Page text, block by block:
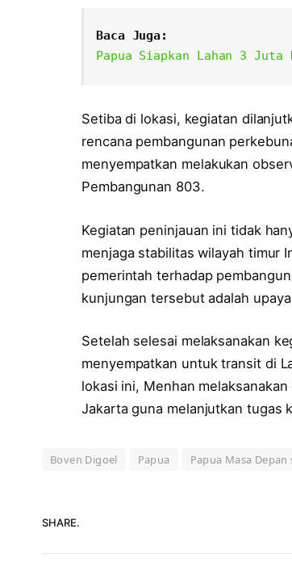
Baca Juga:
Papua Siapkan Lahan 3
Setiba di lokasi, kegiatan
rencana pembangunan
menyempatkan melakukan
Pembangunan 803.
Kegiatan peninjauan ini tidak
menjaga stabilitas wilayah timur
pemerintah terhadap
kunjungan tersebut adalah
Setelah selesai melaksanakan
menyempatkan untuk transit di
lokasi ini, Menhan
Jakarta guna melanjutkan tugas
Boven Digoel Papua Papua Masa
SHARE.